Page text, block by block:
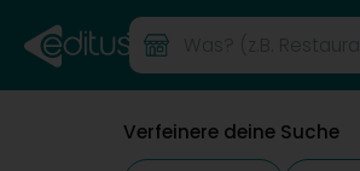
Verfeinere deine Suche